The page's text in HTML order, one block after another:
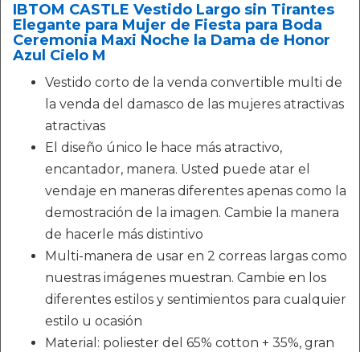
IBTOM CASTLE Vestido Largo sin Tirantes
Elegante para Mujer de Fiesta para Boda
Ceremonia Maxi Noche la Dama de Honor
Azul Cielo M
Vestido corto de la venda convertible multi de
la venda del damasco de las mujeres atractivas
atractivas
El diseño único le hace más atractivo,
encantador, manera. Usted puede atar el
vendaje en maneras diferentes apenas como la
demostración de la imagen. Cambie la manera
de hacerle más distintivo
Multi-manera de usar en 2 correas largas como
nuestras imágenes muestran. Cambie en los
diferentes estilos y sentimientos para cualquier
estilo u ocasión
Material: poliester del 65% cotton + 35%, gran